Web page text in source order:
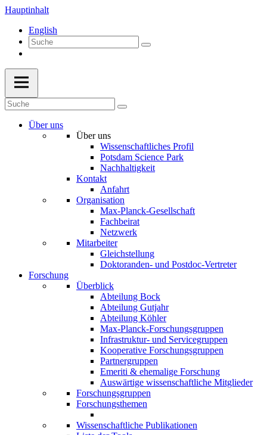
Hauptinhalt
English
Über uns
Über uns
Wissenschaftliches Profil
Potsdam Science Park
Nachhaltigkeit
Kontakt
Anfahrt
Organisation
Max-Planck-Gesellschaft
Fachbeirat
Netzwerk
Mitarbeiter
Gleichstellung
Doktoranden- und Postdoc-Vertreter
Forschung
Überblick
Abteilung Bock
Abteilung Gutjahr
Abteilung Köhler
Max-Planck-Forschungsgruppen
Infrastruktur- und Servicegruppen
Kooperative Forschungsgruppen
Partnergruppen
Emeriti & ehemalige Forschung
Auswärtige wissenschaftliche Mitglieder
Forschungsgruppen
Forschungsthemen
Wissenschaftliche Publikationen